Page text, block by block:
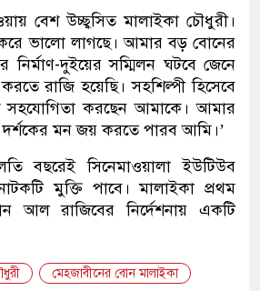
বেশ উচ্ছ্বসিত মালাইকা চৌধুরী।
ভালো লাগছে। আমার বড় বোনের
দুইয়ের সম্মিলন ঘটবে জেনে
রাজি হয়েছি। সহশিল্পী হিসেবে
করছেন আমাকে। আমার
দর্শকের মন জয় করতে পারব আমি।’
বছরেই সিনেমাওয়ালা ইউটিউব
নাটকটি মুক্তি পাবে। মালাইকা প্রথম
আল রাজিবের নির্দেশনায় একটি
মেহজাবীনের বোন মালাইকা